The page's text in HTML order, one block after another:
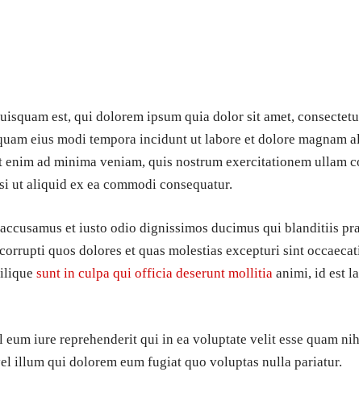
est, qui dolorem ipsum quia dolor sit amet,
eius modi tempora incidunt ut labore et dolore magnam
enim ad minima veniam, quis nostrum exercitationem ullam
ut aliquid ex ea commodi consequatur.
et iusto odio dignissimos ducimus qui blanditiis
quos dolores et quas molestias excepturi sint
sunt in culpa qui officia deserunt mollitia animi, id est
eum iure reprehenderit qui in ea voluptate velit esse quam
illum qui dolorem eum fugiat quo voluptas nulla pariatur.